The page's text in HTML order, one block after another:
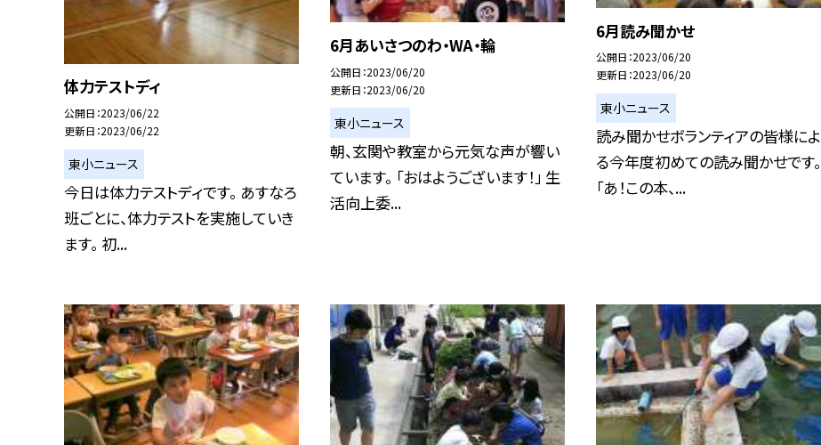
体力テストディ
公開日 2023/06/22
更新日 2023/06/22
東小ニュース
今日は体力テストディです。 あすなろ
班ごとに、体力テストを実施していき
ます。 初...
6月あいさつのわ・WA・輪
公開日 2023/06/20
更新日 2023/06/20
東小ニュース
朝、玄関や教室から元気な声が響い
ています。 「おはようございます！」 生
活向上委...
6月読み聞かせ
公開日 2023/06/20
更新日 2023/06/20
東小ニュース
読み聞かせボランティアの皆様によ
る今年度初めての読み聞かせです。
「あ！この本、...